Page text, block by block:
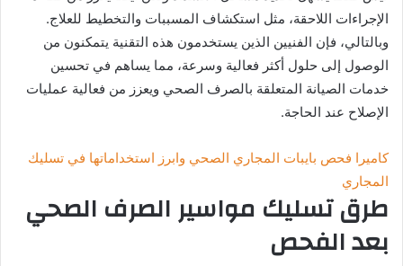
الإجراءات اللاحقة، مثل استكشاف المسببات والتخطيط للعلاج.
وبالتالي، فإن الفنيين الذين يستخدمون هذه التقنية يتمكنون من
الوصول إلى حلول أكثر فعالية وسرعة، مما يساهم في تحسين
خدمات الصيانة المتعلقة بالصرف الصحي ويعزز من فعالية عمليات
الإصلاح عند الحاجة.
كاميرا فحص بايبات المجاري الصحي وابرز استخداماتها في تسليك
المجاري
طرق تسليك مواسير الصرف الصحي
بعد الفحص